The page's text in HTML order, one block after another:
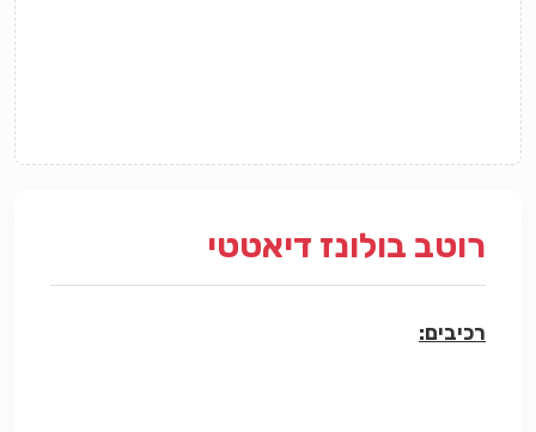
רוטב בולונז דיאטטי
רכיבים: